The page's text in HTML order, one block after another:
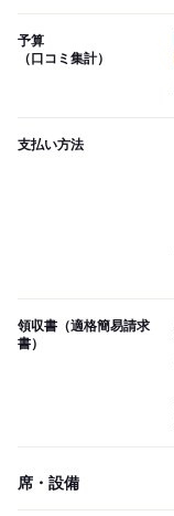
予算
（口コミ集計）
支払い方法
領収書（適格簡易請求
書）
席・設備